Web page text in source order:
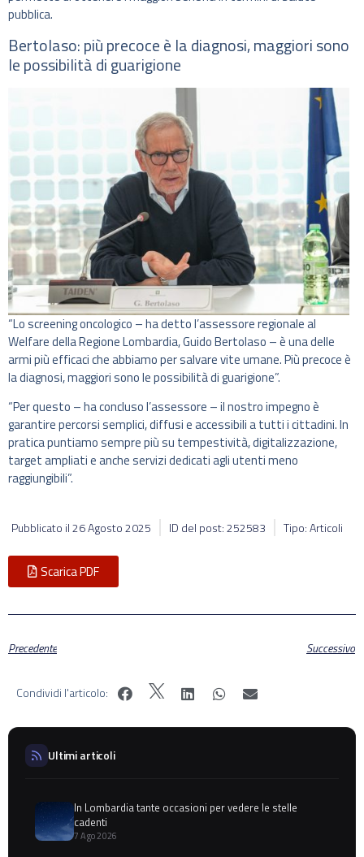
pubblica.
Bertolaso: più precoce è la diagnosi, maggiori sono
le possibilità di guarigione
“Lo screening oncologico – ha detto l’assessore regionale al
Welfare della Regione Lombardia, Guido Bertolaso – è una delle
armi più efficaci che abbiamo per salvare vite umane. Più precoce è
la diagnosi, maggiori sono le possibilità di guarigione”.
“Per questo – ha concluso l’assessore – il nostro impegno è
garantire percorsi semplici, diffusi e accessibili a tutti i cittadini. In
pratica puntiamo sempre più su tempestività, digitalizzazione,
target ampliati e anche servizi dedicati agli utenti meno
raggiungibili”.
Pubblicato il26 Agosto 2025 ID del post: 252583 Tipo: Articoli
Scarica PDF
Precedente Successivo
Condividi l'articolo:
Ultimi articoli
In Lombardia tante occasioni per vedere le stelle
cadenti
7 Ago 2026